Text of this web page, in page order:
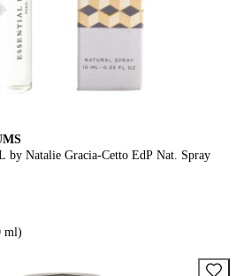
Natalie Gracia-Cetto EdP Nat. Spray
ml)